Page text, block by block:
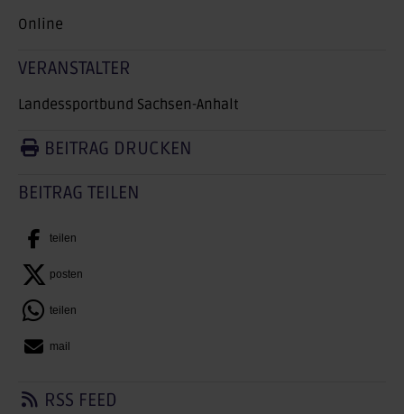
Online
VERANSTALTER
Landessportbund Sachsen-Anhalt
BEITRAG DRUCKEN
BEITRAG TEILEN
teilen
posten
teilen
mail
RSS FEED